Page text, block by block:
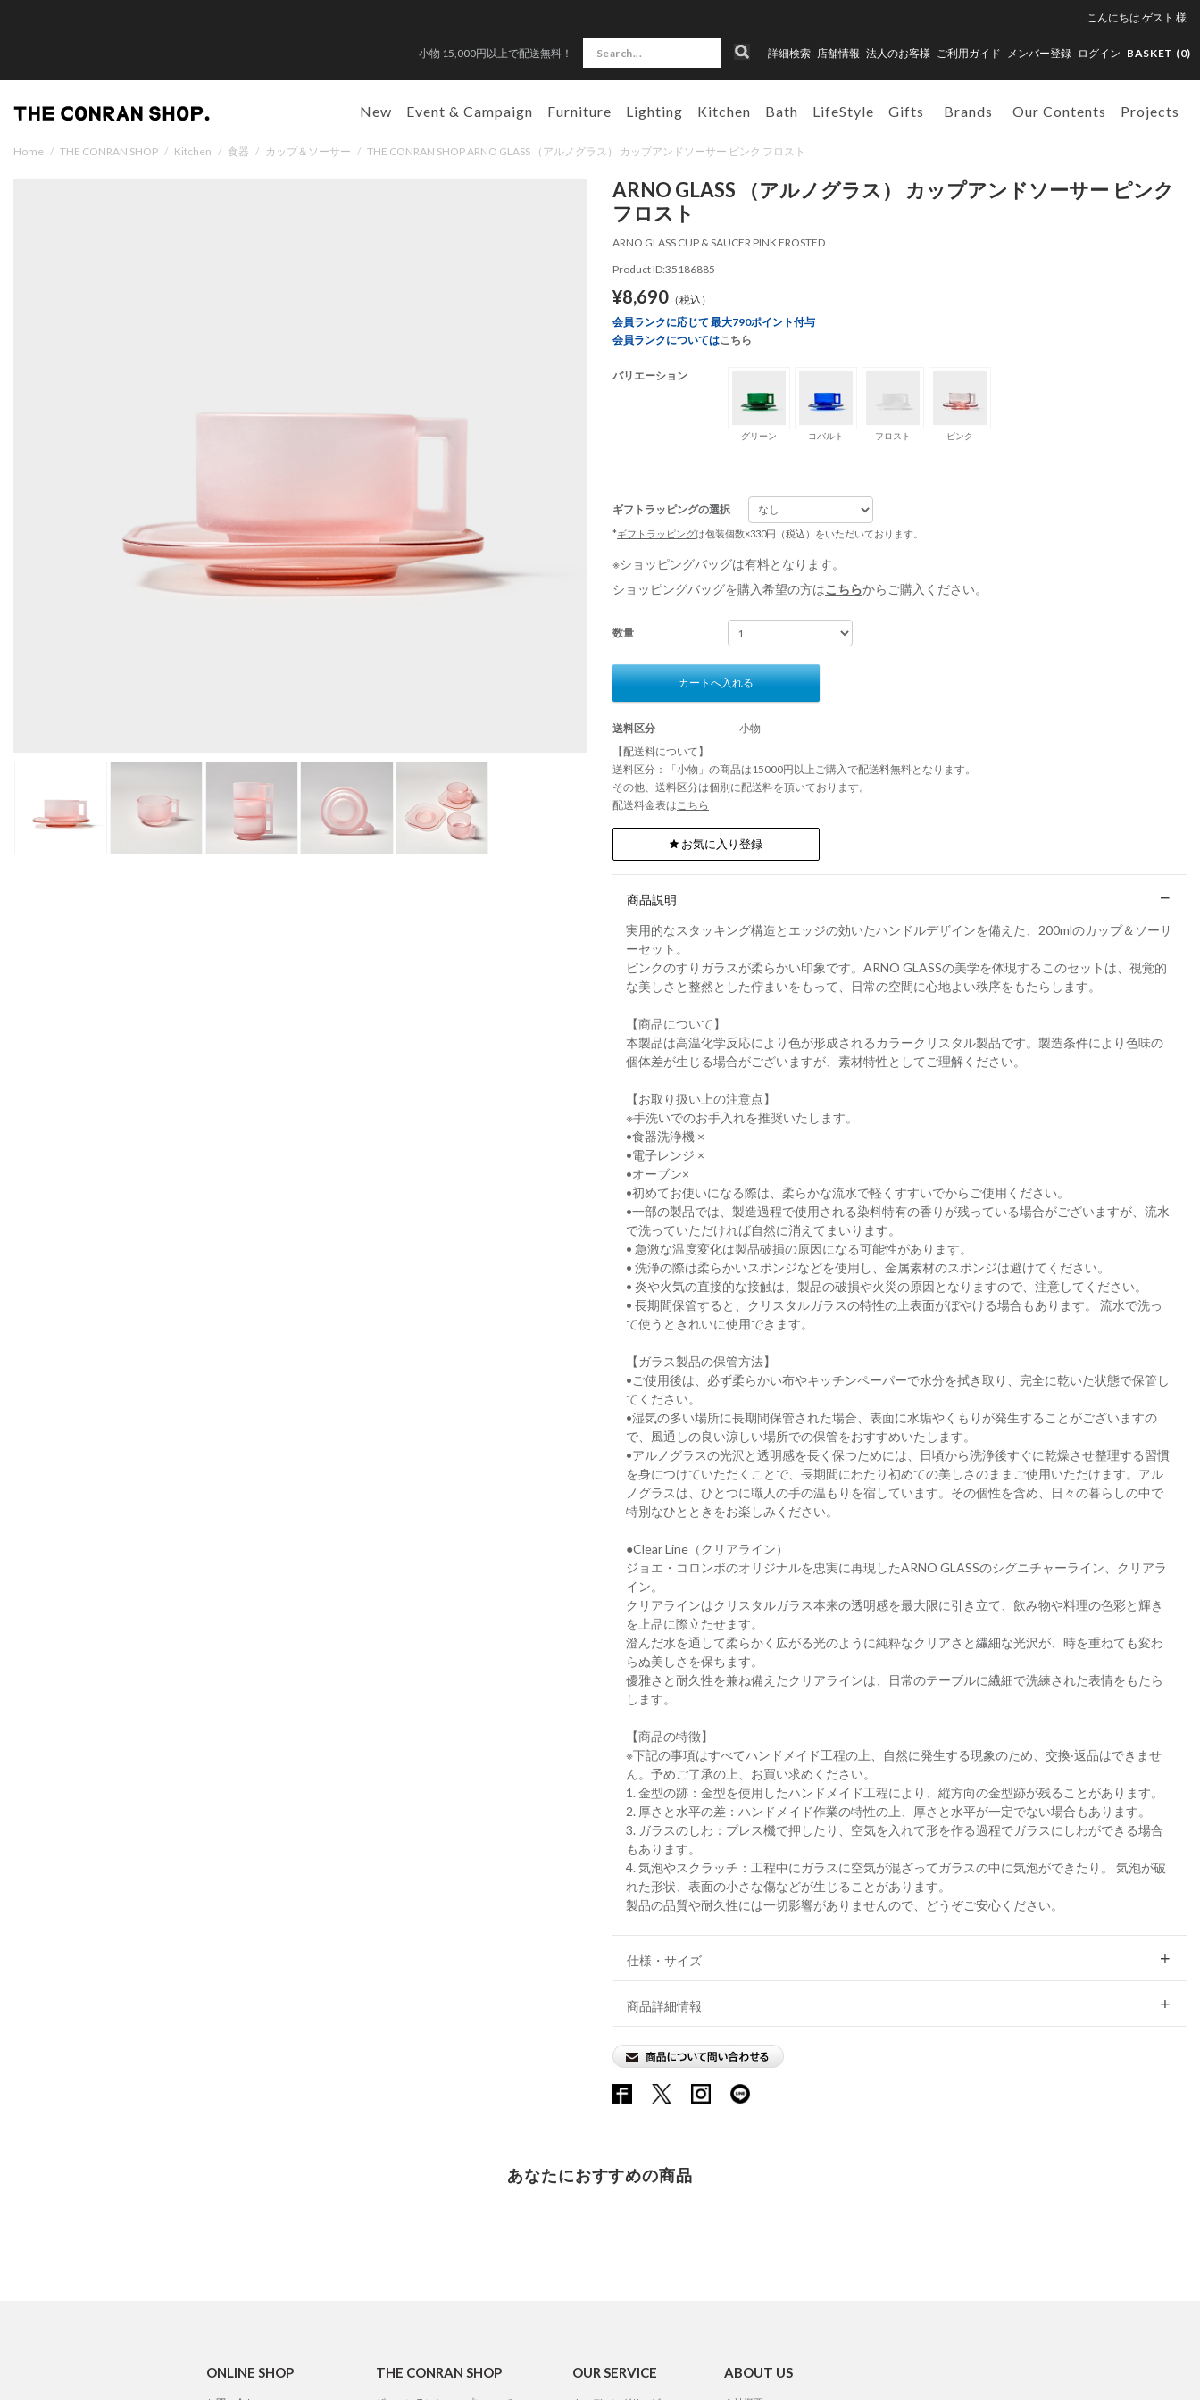
こんにちは ゲスト 様
小物 15,000円以上で配送無料！ 詳細検索 店舗情報 法人のお客様 ご利用ガイド メンバー登録 ログイン BASKET (0)
New Event & Campaign Furniture Lighting Kitchen Bath LifeStyle Gifts Brands Our Contents Projects
Home / THE CONRAN SHOP / Kitchen / 食器 / カップ＆ソーサー / THE CONRAN SHOP ARNO GLASS （アルノグラス） カップアンドソーサー ピンク フロスト
ARNO GLASS （アルノグラス） カップアンドソーサー ピンク
フロスト
ARNO GLASS CUP & SAUCER PINK FROSTED
Product ID:35186885
¥8,690（税込）
会員ランクに応じて 最大790ポイント付与
会員ランクについてはこちら
バリエーション
グリーン コバルト フロスト ピンク
ギフトラッピングの選択
*ギフトラッピングは包装個数×330円（税込）をいただいております。
※ショッピングバッグは有料となります。
ショッピングバッグを購入希望の方はこちらからご購入ください。
数量
カートへ入れる
送料区分
小物
【配送料について】
送料区分：「小物」の商品は15000円以上ご購入で配送料無料となります。
その他、送料区分は個別に配送料を頂いております。
配送料金表はこちら
お気に入り登録
商品説明
実用的なスタッキング構造とエッジの効いたハンドルデザインを備えた、200mlのカップ＆ソーサ
ーセット。
ピンクのすりガラスが柔らかい印象です。ARNO GLASSの美学を体現するこのセットは、視覚的
な美しさと整然とした佇まいをもって、日常の空間に心地よい秩序をもたらします。
【商品について】
本製品は高温化学反応により色が形成されるカラークリスタル製品です。製造条件により色味の
個体差が生じる場合がございますが、素材特性としてご理解ください。
【お取り扱い上の注意点】
※手洗いでのお手入れを推奨いたします。
•食器洗浄機 ×
•電子レンジ ×
•オーブン×
•初めてお使いになる際は、柔らかな流水で軽くすすいでからご使用ください。
•一部の製品では、製造過程で使用される染料特有の香りが残っている場合がございますが、流水
で洗っていただければ自然に消えてまいります。
• 急激な温度変化は製品破損の原因になる可能性があります。
• 洗浄の際は柔らかいスポンジなどを使⽤し、⾦属素材のスポンジは避けてください。
• 炎や⽕気の直接的な接触は、製品の破損や⽕災の原因となりますので、注意してください。
• ⻑期間保管すると、クリスタルガラスの特性の上表⾯がぼやける場合もあります。 流⽔で洗っ
て使うときれいに使⽤できます。
【ガラス製品の保管方法】
•ご使用後は、必ず柔らかい布やキッチンペーパーで水分を拭き取り、完全に乾いた状態で保管し
てください。
•湿気の多い場所に長期間保管された場合、表面に水垢やくもりが発生することがございますの
で、風通しの良い涼しい場所での保管をおすすめいたします。
•アルノグラスの光沢と透明感を長く保つためには、日頃から洗浄後すぐに乾燥させ整理する習慣
を身につけていただくことで、長期間にわたり初めての美しさのままご使用いただけます。アル
ノグラスは、ひとつに職人の手の温もりを宿しています。その個性を含め、日々の暮らしの中で
特別なひとときをお楽しみください。
●Clear Line（クリアライン）
ジョエ・コロンボのオリジナルを忠実に再現したARNO GLASSのシグニチャーライン、クリアラ
イン。
クリアラインはクリスタルガラス本来の透明感を最大限に引き立て、飲み物や料理の色彩と輝き
を上品に際立たせます。
澄んだ水を通して柔らかく広がる光のように純粋なクリアさと繊細な光沢が、時を重ねても変わ
らぬ美しさを保ちます。
優雅さと耐久性を兼ね備えたクリアラインは、日常のテーブルに繊細で洗練された表情をもたら
します。
【商品の特徴】
※下記の事項はすべてハンドメイド⼯程の上、⾃然に発⽣する現象のため、交換‧返品はできませ
ん。予めご了承の上、お買い求めください。
1. ⾦型の跡：⾦型を使⽤したハンドメイド⼯程により、縦⽅向の⾦型跡が残ることがあります。
2. 厚さと⽔平の差：ハンドメイド作業の特性の上、厚さと⽔平が⼀定でない場合もあります。
3. ガラスのしわ：プレス機で押したり、空気を⼊れて形を作る過程でガラスにしわができる場合
もあります。
4. 気泡やスクラッチ：⼯程中にガラスに空気が混ざってガラスの中に気泡ができたり。 気泡が破
れた形状、表⾯の⼩さな傷などが⽣じることがあります。
製品の品質や耐久性には一切影響がありませんので、どうぞご安心ください。
仕様・サイズ
商品詳細情報
あなたにおすすめの商品
ONLINE SHOP THE CONRAN SHOP OUR SERVICE ABOUT US